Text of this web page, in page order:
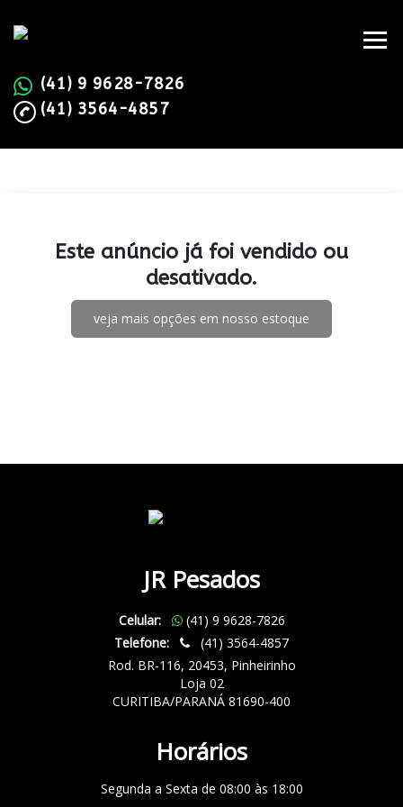
(41) 9 9628-7826
(41) 3564-4857
Este anúncio já foi vendido ou
desativado.
veja mais opções em nosso estoque
JR Pesados
Celular:
(41) 9 9628-7826
Telefone:
(41) 3564-4857
Rod. BR-116, 20453, Pinheirinho
Loja 02
CURITIBA/PARANÁ 81690-400
Horários
Segunda a Sexta de 08:00 às 18:00